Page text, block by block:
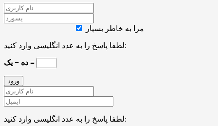
مرا به خاطر بسپار
لطفا پاسخ را به عدد انگلیسی وارد کنید:
ده − یک =
لطفا پاسخ را به عدد انگلیسی وارد کنید: